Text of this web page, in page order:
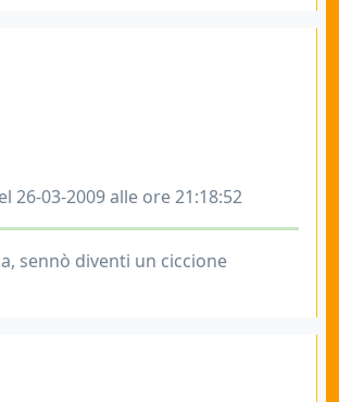
26-03-2009 alle ore 21:18:52
sennò diventi un ciccione